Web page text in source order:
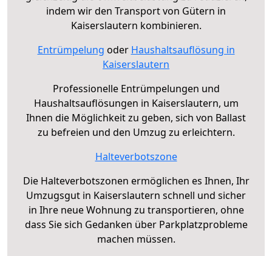
indem wir den Transport von Gütern in
Kaiserslautern kombinieren.
Entrümpelung oder Haushaltsauflösung in
Kaiserslautern
Professionelle Entrümpelungen und
Haushaltsauflösungen in Kaiserslautern, um
Ihnen die Möglichkeit zu geben, sich von Ballast
zu befreien und den Umzug zu erleichtern.
Halteverbotszone
Die Halteverbotszonen ermöglichen es Ihnen, Ihr
Umzugsgut in Kaiserslautern schnell und sicher
in Ihre neue Wohnung zu transportieren, ohne
dass Sie sich Gedanken über Parkplatzprobleme
machen müssen.